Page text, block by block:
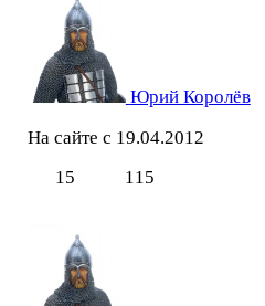
Юрий Королёв
На сайте с 19.04.2012
15
115